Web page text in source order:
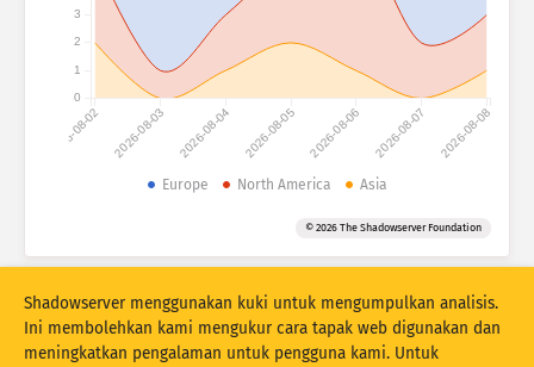
Attack statistics: Devices
Negara
Set data
Negara Tag
Stacking Berlonggok Bertindih
Kemas kini hasil secara automatik
Kemas kini Tetapkan semula
2026-08-02 2026-08-03 2026-08-04 2026-08-05 2026-08-06 2026-08-07 2026-08-08
0
1
2
3
Europe North America Asia
© 2026 The Shadowserver Foundation
Shadowserver menggunakan kuki untuk mengumpulkan analisis.
Ini membolehkan kami mengukur cara tapak web digunakan dan
meningkatkan pengalaman untuk pengguna kami. Untuk